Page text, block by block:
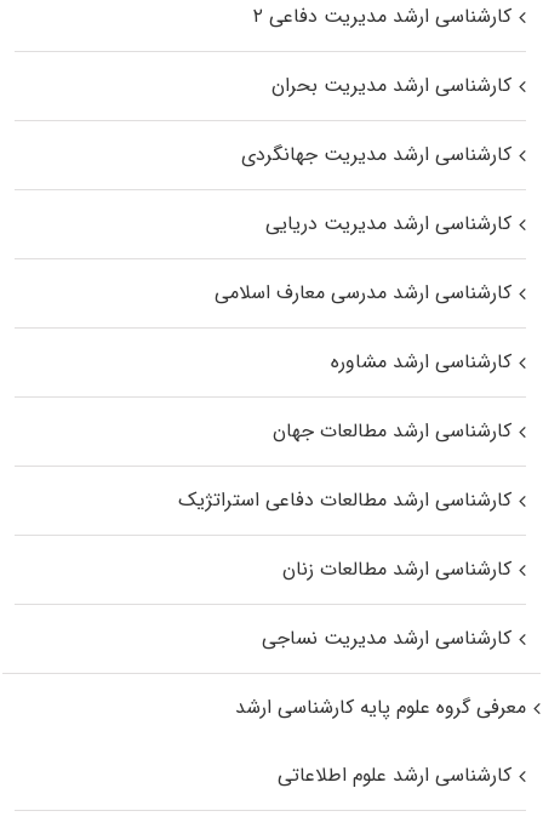
کارشناسی ارشد مدیریت دفاعی ۲
کارشناسی ارشد مدیریت بحران
کارشناسی ارشد مدیریت جهانگردی
کارشناسی ارشد مدیریت دریایی
کارشناسی ارشد مدرسی معارف اسلامی
کارشناسی ارشد مشاوره
کارشناسی ارشد مطالعات جهان
کارشناسی ارشد مطالعات دفاعی استراتژیک
کارشناسی ارشد مطالعات زنان
کارشناسی ارشد مدیریت نساجی
معرفی گروه علوم پایه کارشناسی ارشد
کارشناسی ارشد علوم اطلاعاتی